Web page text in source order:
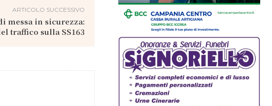
ARTICOLO SUCCESSIVO
messa in sicurezza:
traffico sulla SS163